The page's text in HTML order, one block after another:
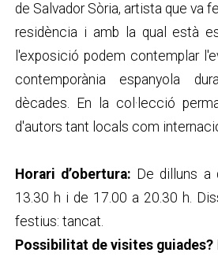
de Salvador Sòria, artista que va
residència i amb la qual està
l'exposició podem contemplar
contemporània espanyola
dècades. En la col·lecció
d'autors tant locals com
Horari d’obertura: De dilluns a
13.30 h i de 17.00 a 20.30 h.
festius: tancat.
Possibilitat de visites guiades?